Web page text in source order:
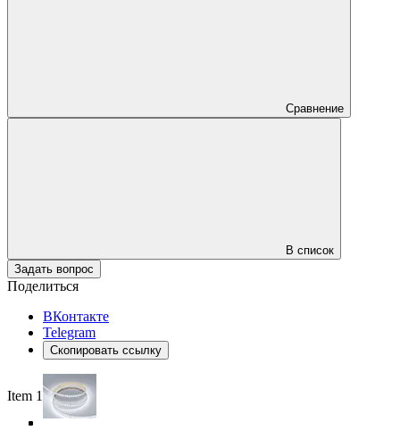
Сравнение
В список
Задать вопрос
Поделиться
ВКонтакте
Telegram
Скопировать ссылку
Item 1 of 5